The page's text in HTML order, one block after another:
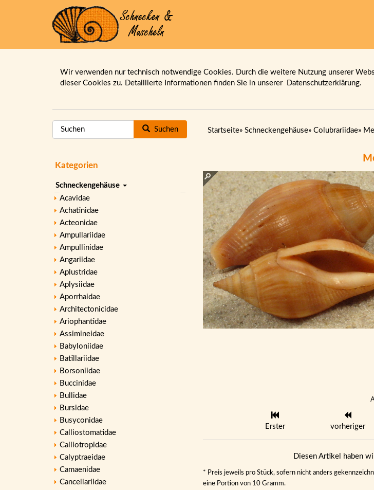
Wir verwenden nur technisch notwendige Cookies. Durch die weitere Nutzung unserer
dieser Cookies zu. Detaillierte Informationen finden Sie in unserer Datenschutzerklärung.
Suchen
Kategorien
Schneckengehäuse
Acavidae
Achatinidae
Acteonidae
Ampullariidae
Ampullinidae
Angariidae
Aplustridae
Aplysiidae
Aporrhaidae
Architectonicidae
Ariophantidae
Assimineidae
Babyloniidae
Batillariidae
Borsoniidae
Buccinidae
Bullidae
Bursidae
Busyconidae
Calliostomatidae
Calliotropidae
Calyptraeidae
Camaenidae
Cancellariidae
Startseite» Schneckengehäuse» Colubrariidae»
Erster vorheriger
Diesen Artikel haben
* Preis jeweils pro Stück, sofern nicht anders
eine Portion von 10 Gramm.